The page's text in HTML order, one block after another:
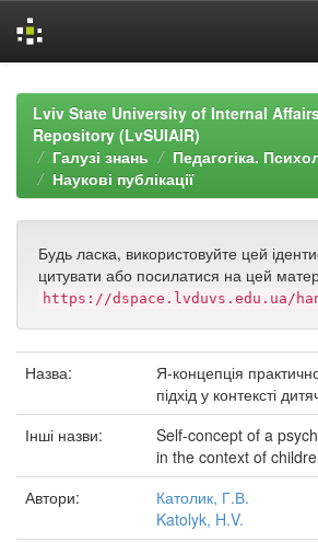
navigationLviv State University of Internal
Repository (LvSUIAIR)
Галузі знань
Педагогіка.
Наукові публікації
Будь ласка, використовуйте цей
цитувати або посилатися на цей
https://dspace.lvduvs.edu.ua/
Назва:
Я-концепція
підхід у контексті
Інші назви:
Self-concept of a
in the context of
Автори:
Католик, Г.В.
Katolyk, H.V.